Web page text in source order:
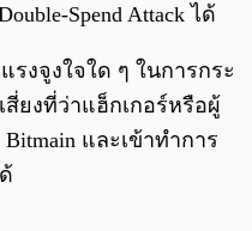
Spend Attack ได้
รงจูงใจใด ๆ ในการกระ
ยงที่ว่าแฮ็กเกอร์หรือผู้
และเข้าทำการ